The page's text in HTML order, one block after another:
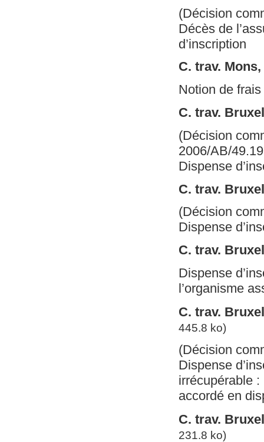
(Décision
Décès de
d’inscription
C. trav.
Notion de frais
C. trav.
(Décision
2006/AB/
Dispense
C. trav.
(Décision
Dispense
C. trav.
Dispense
l’organisme
C. trav.
445.8 ko)
(Décision
Dispense
irrécupérable
accordé en
C. trav.
231.8 ko)